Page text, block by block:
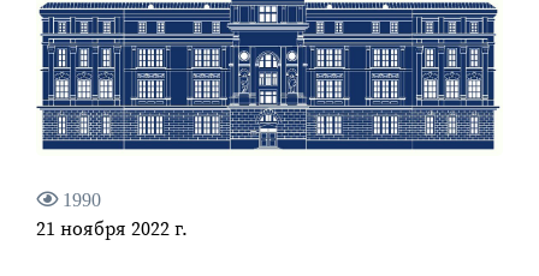
1990
21 ноября 2022 г.